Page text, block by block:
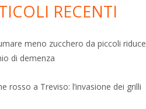
RECENTI
meno zucchero da piccoli riduce
di demenza
rosso a Treviso: l’invasione dei grilli